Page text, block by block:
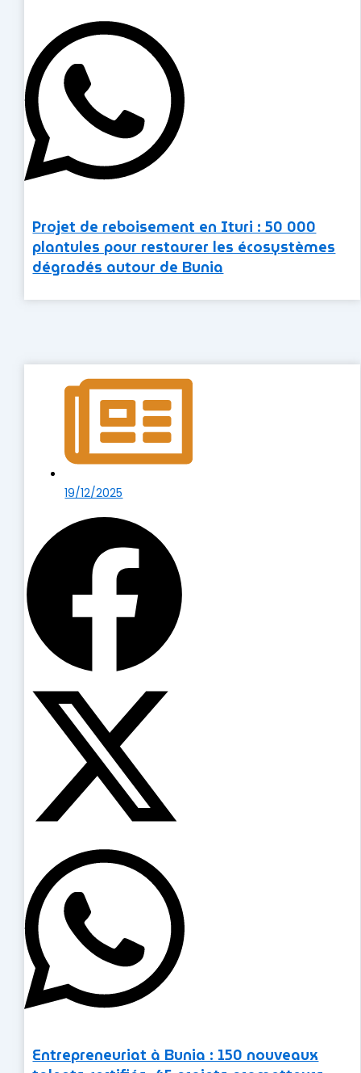
Projet de reboisement en Ituri : 50 000
plantules pour restaurer les écosystèmes
dégradés autour de Bunia
19/12/2025
Entrepreneuriat à Bunia : 150 nouveaux